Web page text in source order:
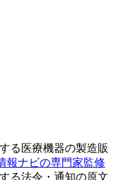
る医療機器の製造販
報ナビの専門家監修
る法令・通知の原文